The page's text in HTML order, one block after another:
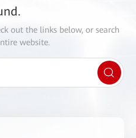
out the links below, or search
website.